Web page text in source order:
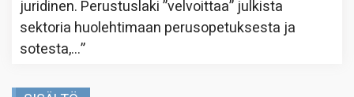
juridinen. Perustuslaki ”velvoittaa” julkista
sektoria huolehtimaan perusopetuksesta ja
sotesta,…”